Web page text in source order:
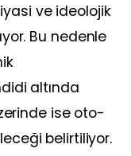
ve ideolojik
Bu nedenle
altında
ise oto-
belirtiliyor.